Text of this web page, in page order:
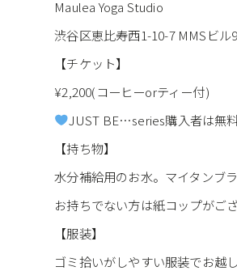
Maulea Yoga Studio
渋谷区恵比寿西1-10-7 MMSビル
【チケット】
¥2,200(コーヒーorティー付)
JUST BE…series購入者は無
【持ち物】
水分補給用のお水。マイタンブ
お持ちでない方は紙コップがござ
【服装】
ゴミ拾いがしやすい服装でお越